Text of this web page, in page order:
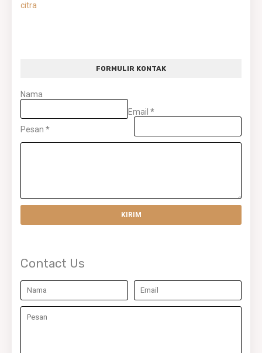
citra
FORMULIR KONTAK
Nama
Email *
Pesan *
Contact Us